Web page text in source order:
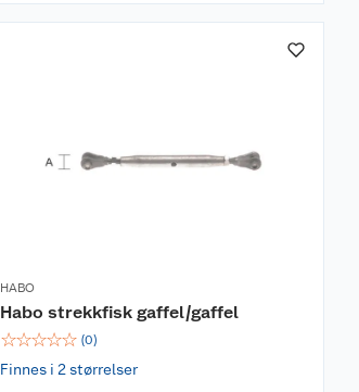
HABO
Habo strekkfisk gaffel/gaffel
☆☆☆☆☆ (0)
Finnes i 2 størrelser